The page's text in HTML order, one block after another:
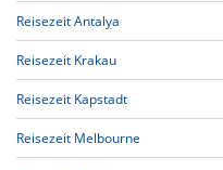
Reisezeit Antalya
Reisezeit Krakau
Reisezeit Kapstadt
Reisezeit Melbourne